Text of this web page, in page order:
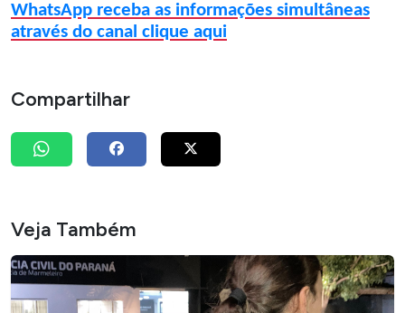
WhatsApp receba as informações simultâneas
através do canal clique aqui
Compartilhar
Veja Também